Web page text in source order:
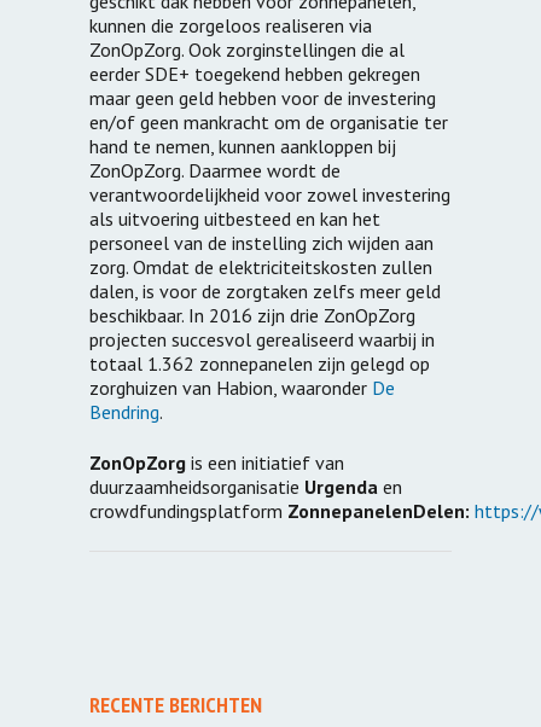
kunnen die zorgeloos realiseren via
ZonOpZorg. Ook zorginstellingen die al
eerder SDE+ toegekend hebben gekregen
maar geen geld hebben voor de investering
en/of geen mankracht om de organisatie ter
hand te nemen, kunnen aankloppen bij
ZonOpZorg. Daarmee wordt de
verantwoordelijkheid voor zowel investering
als uitvoering uitbesteed en kan het
personeel van de instelling zich wijden aan
zorg. Omdat de elektriciteitskosten zullen
dalen, is voor de zorgtaken zelfs meer geld
beschikbaar. In 2016 zijn drie ZonOpZorg
projecten succesvol gerealiseerd waarbij in
totaal 1.362 zonnepanelen zijn gelegd op
zorghuizen van Habion, waaronder De
Bendring.
ZonOpZorg is een initiatief van
duurzaamheidsorganisatie Urgenda en
crowdfundingsplatform ZonnepanelenDelen: https://
RECENTE BERICHTEN